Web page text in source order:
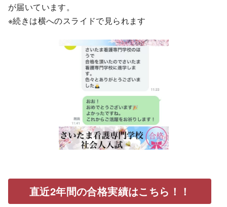
が届いています。
※続きは横へのスライドで見られます
直近2年間の合格実績はこちら！！